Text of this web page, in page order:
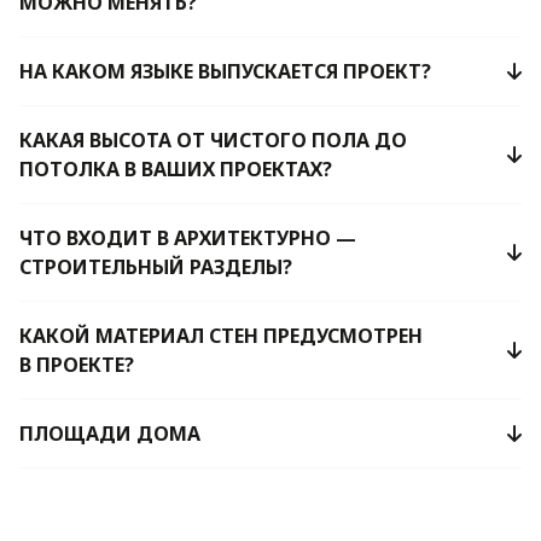
НА КАКОМ ЯЗЫКЕ ВЫПУСКАЕТСЯ ПРОЕКТ?
КАКАЯ ВЫСОТА ОТ ЧИСТОГО ПОЛА ДО
ПОТОЛКА В ВАШИХ ПРОЕКТАХ?
ЧТО ВХОДИТ В АРХИТЕКТУРНО —
СТРОИТЕЛЬНЫЙ РАЗДЕЛЫ?
КАКОЙ МАТЕРИАЛ СТЕН ПРЕДУСМОТРЕН
В ПРОЕКТЕ?
ПЛОЩАДИ ДОМА